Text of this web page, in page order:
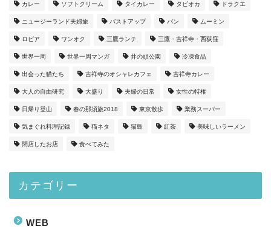
カレー ソフトクリーム タイカレー タピオカ ドラクエ
ニュージーランド夫婦旅 バストアップ パン ムーミン
ロピア ワンオク 三鷹ランチ 三鷹・吉祥寺・西荻窪
世界一周 世界一周マンガ 井の頭公園 冷凍食品
出会った猫たち 吉祥寺のオシャレカフェ 吉祥寺カレー
大人の自由研究 大盛り 夫婦の日常 女性の特権
日帰り登山 春の那須旅2018 東京散歩 業務スーパー
気まぐれ料理記録 猫ネタ 猫島 紅茶 美味しいラーメン
閉店したお店 食べてみた
カテゴリー
WEB